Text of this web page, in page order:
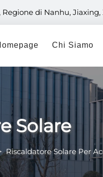
di Nanhu, Jiaxing,
Chi Siamo
Solare
Riscaldatore Solare Per